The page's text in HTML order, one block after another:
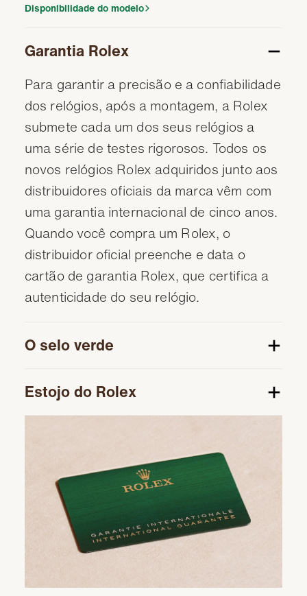
Disponibilidade do modelo
Garantia Rolex
Para garantir a precisão e a confiabilidade
dos relógios, após a montagem, a Rolex
submete cada um dos seus relógios a
uma série de testes rigorosos. Todos os
novos relógios Rolex adquiridos junto aos
distribuidores oficiais da marca vêm com
uma garantia internacional de cinco anos.
Quando você compra um Rolex, o
distribuidor oficial preenche e data o
cartão de garantia Rolex, que certifica a
autenticidade do seu relógio.
O selo verde
Estojo do Rolex